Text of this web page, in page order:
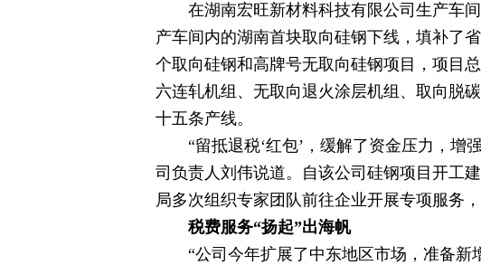
在湖南宏旺新材料科技有限公司生产车
产车间内的湖南首块取向硅钢下线，填补了
个取向硅钢和高牌号无取向硅钢项目，项目
六连轧机组、无取向退火涂层机组、取向脱
十五条产线。
“留抵退税‘红包’，缓解了资金压力，增
司负责人刘伟说道。自该公司硅钢项目开工
局多次组织专家团队前往企业开展专项服务，
税费服务“扬起”出海帆
“公司今年扩展了中东地区市场，准备新